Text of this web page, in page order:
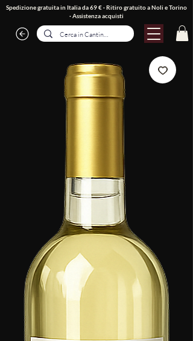
Spedizione gratuita in Italia da 69 € · Ritiro gratuito a Noli e Torino
·Assistenza acquisti